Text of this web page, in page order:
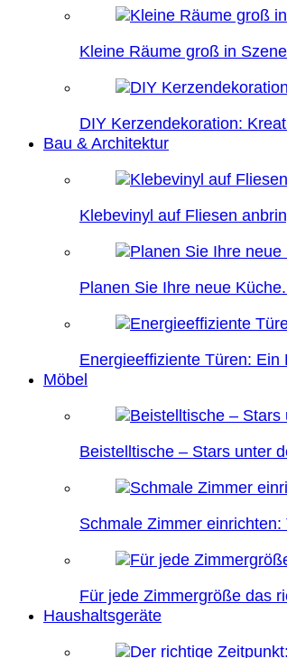
Kleine Räume groß in
DIY Kerzendekoration:
Bau & Architektur
Klebevinyl auf Fliesen
Planen Sie Ihre neue
Energieeffiziente Türen:
Möbel
Beistelltische – Stars unter
Schmale Zimmer einrichten:
Für jede Zimmergröße das
Haushaltsgeräte